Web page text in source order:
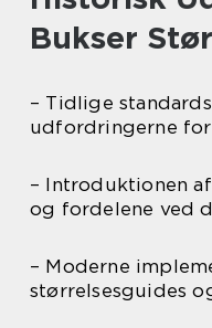
Bukser
– Tidlige
udfordringerne
– Introduktionen
og fordelene ved
– Moderne
størrelsesguides